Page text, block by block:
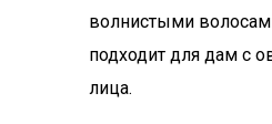
волнистыми
подходит для дам с
лица.